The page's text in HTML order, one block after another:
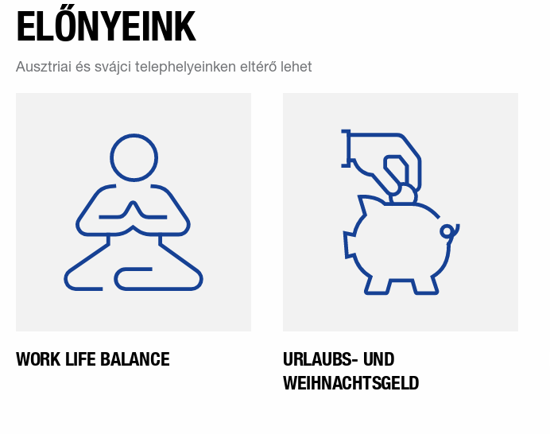
ELŐNYEINK
Ausztriai és svájci telephelyeinken eltérő lehet
familienfreundlichen
Arbeitszeit können unsere
Mitarbeitern diese abhängig
vom Tätigkeitsbereich flexibel
gestalten.
WORK LIFE BALANCE
Mitarbeiter Urlaubs- und
Weihnachtsgeld. Dies wird im
Juni beziehungsweise im
November ausbezahlt.
URLAUBS- UND
WEIHNACHTSGELD